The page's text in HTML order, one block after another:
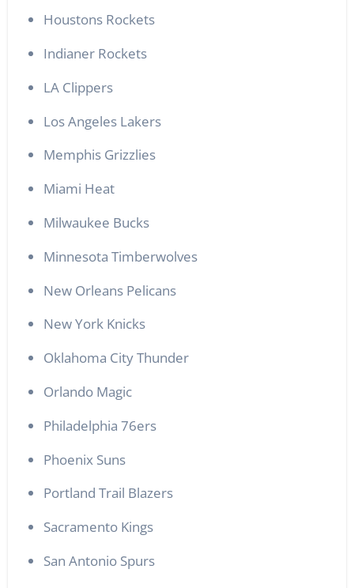
Houstons Rockets
Indianer Rockets
LA Clippers
Los Angeles Lakers
Memphis Grizzlies
Miami Heat
Milwaukee Bucks
Minnesota Timberwolves
New Orleans Pelicans
New York Knicks
Oklahoma City Thunder
Orlando Magic
Philadelphia 76ers
Phoenix Suns
Portland Trail Blazers
Sacramento Kings
San Antonio Spurs